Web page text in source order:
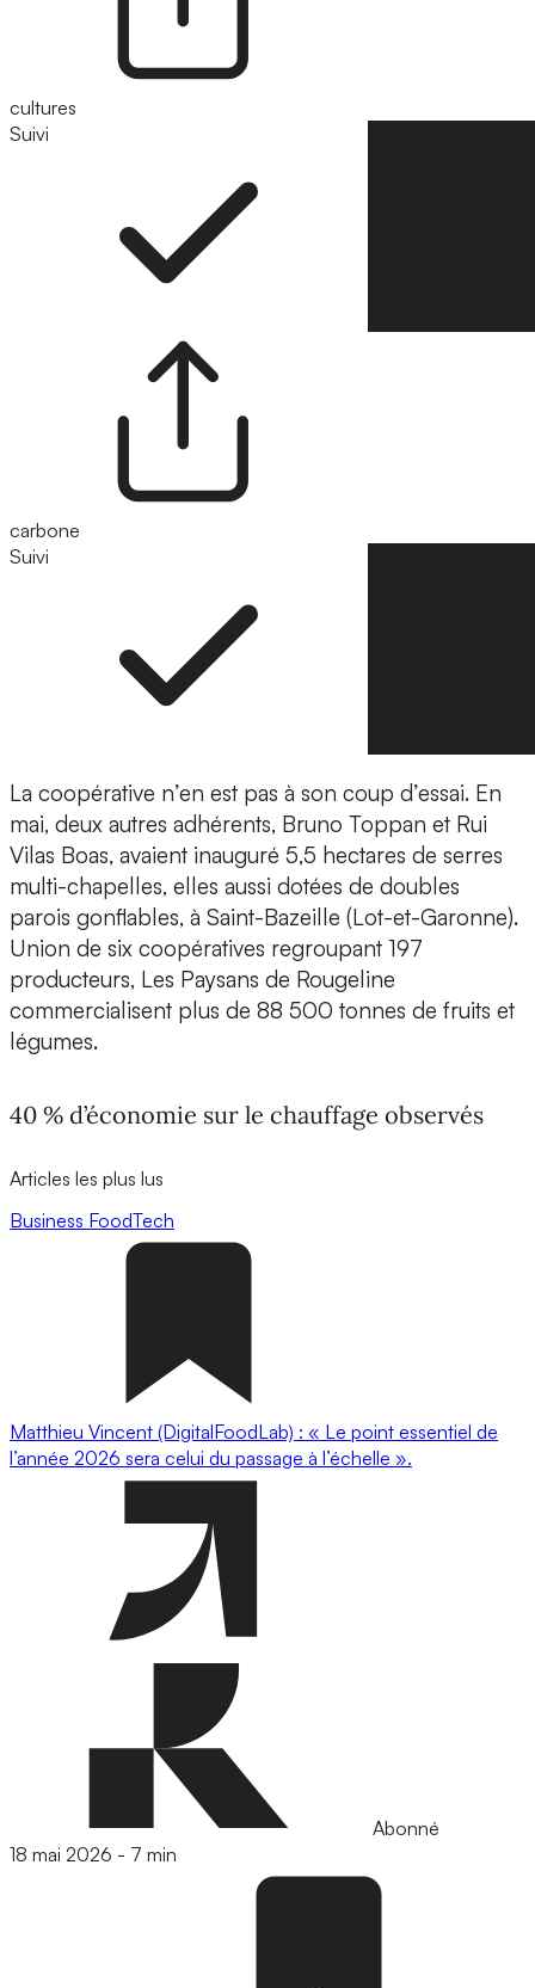
cultures
Suivi
carbone
Suivi
La coopérative n’en est pas à son coup d’essai. En
mai, deux autres adhérents, Bruno Toppan et Rui
Vilas Boas, avaient inauguré 5,5 hectares de serres
multi-chapelles, elles aussi dotées de doubles
parois gonflables, à Saint-Bazeille (Lot-et-Garonne).
Union de six coopératives regroupant 197
producteurs, Les Paysans de Rougeline
commercialisent plus de 88 500 tonnes de fruits et
légumes.
40 % d’économie sur le chauffage observés
Articles les plus lus
Business FoodTech
Matthieu Vincent (DigitalFoodLab) : « Le point essentiel de
l’année 2026 sera celui du passage à l’échelle ».
Abonné
18 mai 2026 - 7 min